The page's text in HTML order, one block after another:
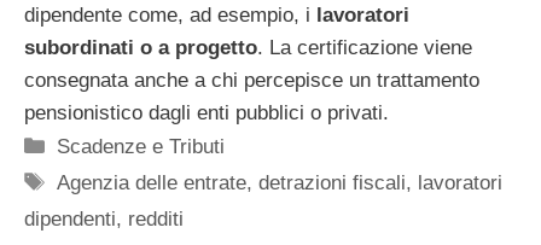
dipendente come, ad esempio, i lavoratori
subordinati o a progetto. La certificazione viene
consegnata anche a chi percepisce un trattamento
pensionistico dagli enti pubblici o privati.
Categorie
Scadenze e Tributi
Tag
Agenzia delle entrate,detrazioni fiscali, lavoratori
dipendenti, redditi